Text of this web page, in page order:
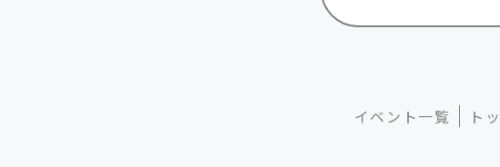
イベント一覧 ト